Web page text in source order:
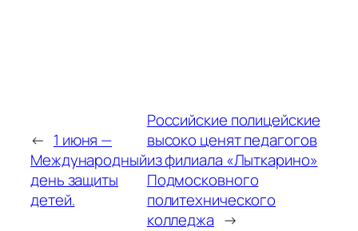
← 1 июня —
Международный
день защиты
детей.
Российские полицейские
высоко ценят педагогов
из филиала «Лыткарино»
Подмосковного
политехнического
колледжа →